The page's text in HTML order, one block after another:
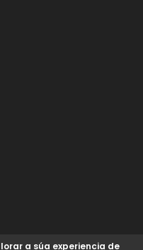
a súa experiencia de